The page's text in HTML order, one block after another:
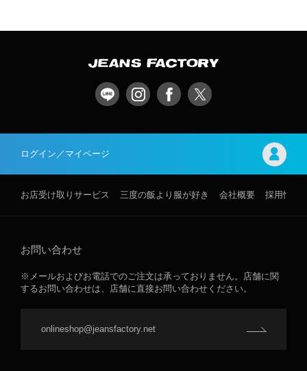
ログイン／マイページ
お店受け取りサービス 三度の飯より服が好き 会社概要 採用情報
お問い合わせ
※メールおよびお電話でのご注文は承っておりません。店舗に関
するお問い合わせは、店舗に直接お問い合わせください。
onlineshop@jeansfactory.net